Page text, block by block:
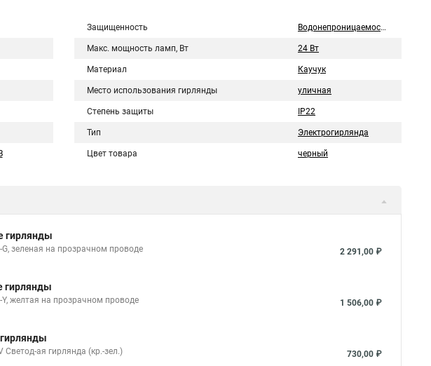
Защищенность Водонепроницаемость
Макс. мощность ламп, Вт 24 Вт
Материал Каучук
Место использования гирлянды уличная
Степень защиты IP22
Тип Электрогирлянда
Цвет товара черный
гирлянды
зеленая на прозрачном проводе 2 291,00 ₽
гирлянды
желтая на прозрачном проводе 1 506,00 ₽
Светод-ая гирлянда (кр.-зел.) 730,00 ₽